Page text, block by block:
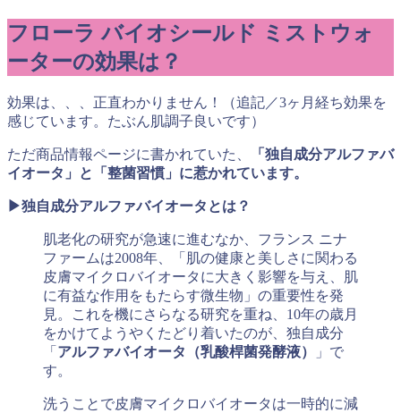
フローラ バイオシールド ミストウォ
ーターの効果は？
効果は、、、正直わかりません！（追記／3ヶ月経ち効果を
感じています。たぶん肌調子良いです）
ただ商品情報ページに書かれていた、
「独自成分アルファバ
イオータ」と「整菌習慣」に惹かれています。
▶独自成分アルファバイオータとは？
肌老化の研究が急速に進むなか、フランス ニナ
ファームは2008年、「肌の健康と美しさに関わる
皮膚マイクロバイオータに大きく影響を与え、肌
に有益な作用をもたらす微生物」の重要性を発
見。これを機にさらなる研究を重ね、 10年の歳月
をかけてようやくたどり着いたのが、独自成分
「 アルファバイオータ（乳酸桿菌発酵液）
」で
す。
洗うことで皮膚マイクロバイオータは一時的に減